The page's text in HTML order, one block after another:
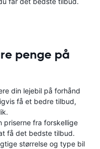
penge på
din lejebil på forhånd
få et bedre tilbud,
priserne fra forskellige
få det bedste tilbud.
størrelse og type bil